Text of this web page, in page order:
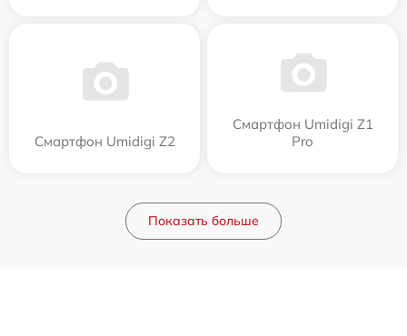
Смартфон Umidigi Z2
Смартфон Umidigi Z1
Pro
Показать больше